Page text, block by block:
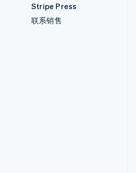
Stripe Press
联系销售